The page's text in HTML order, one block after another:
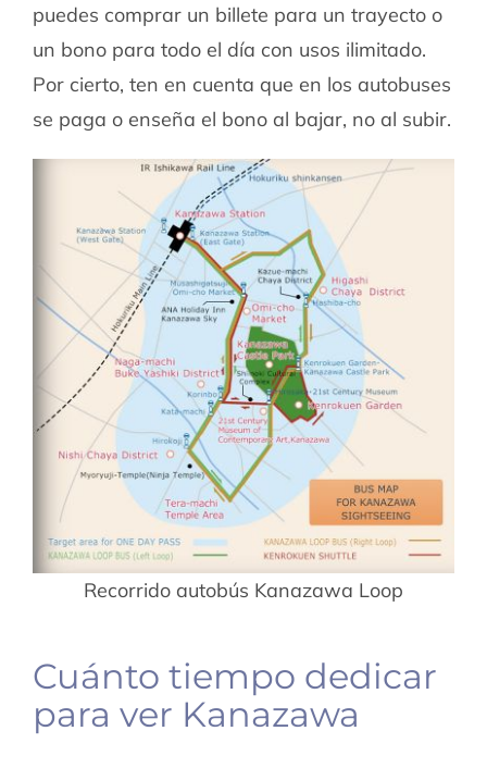
puedes comprar un billete para un trayecto o
un bono para todo el día con usos ilimitado.
Por cierto, ten en cuenta que en los autobuses
se paga o enseña el bono al bajar, no al subir.
Recorrido autobús Kanazawa Loop
Cuánto tiempo dedicar
para ver Kanazawa